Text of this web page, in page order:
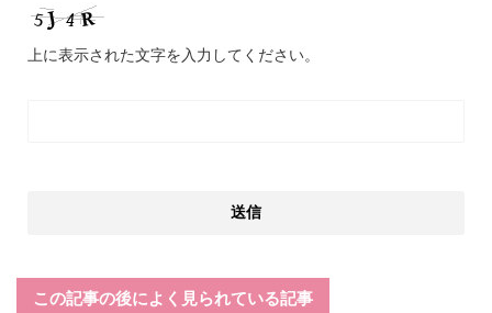
上に表示された文字を入力してください。
この記事の後によく見られている記事